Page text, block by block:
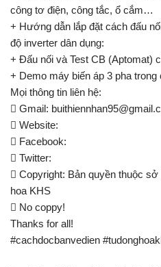
công tơ điện, công tắc, ổ cắm…
+ Hướng dẫn lắp đặt cách đấu
độ inverter dân dụng:
+ Đấu nối và Test CB (Aptomat)
+ Demo máy biến áp 3 pha trong
Mọi thông tin liên hệ:
 Gmail:
 Website:
 Facebook:
 Twitter:
 Copyright: Bản quyền thuộc
hoa KHS
 No coppy!
Thanks for all!
#cachdocbanvedien